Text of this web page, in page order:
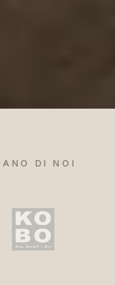
DI NOI